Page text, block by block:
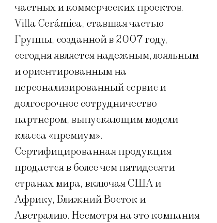
частных и коммерческих проектов.
Villa Cerámica, ставшая частью
Группы, созданной в 2007 году,
сегодня является надежным, лояльным
и ориентированным на
персонализированный сервис и
долгосрочное сотрудничество
партнером, выпускающим модели
класса «премиум».
Сертифицированная продукция
продается в более чем пятидесяти
странах мира, включая США и
Африку, Ближний Восток и
Австралию. Несмотря на это компания